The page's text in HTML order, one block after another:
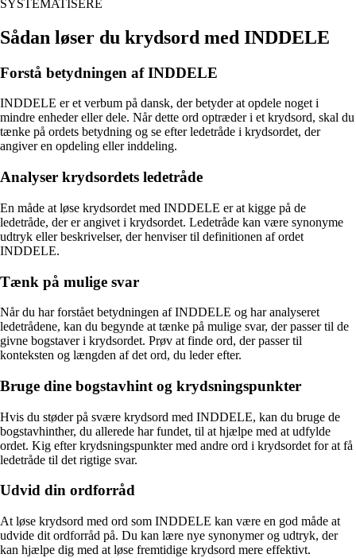
SYSTEMATISERE
Sådan løser du krydsord med INDDELE
Forstå betydningen af INDDELE
INDDELE er et verbum på dansk, der betyder at opdele noget i
mindre enheder eller dele. Når dette ord optræder i et krydsord, skal du
tænke på ordets betydning og se efter ledetråde i krydsordet, der
angiver en opdeling eller inddeling.
Analyser krydsordets ledetråde
En måde at løse krydsordet med INDDELE er at kigge på de
ledetråde, der er angivet i krydsordet. Ledetråde kan være synonyme
udtryk eller beskrivelser, der henviser til definitionen af ordet
INDDELE.
Tænk på mulige svar
Når du har forstået betydningen af INDDELE og har analyseret
ledetrådene, kan du begynde at tænke på mulige svar, der passer til de
givne bogstaver i krydsordet. Prøv at finde ord, der passer til
konteksten og længden af det ord, du leder efter.
Bruge dine bogstavhint og krydsningspunkter
Hvis du støder på svære krydsord med INDDELE, kan du bruge de
bogstavhinther, du allerede har fundet, til at hjælpe med at udfylde
ordet. Kig efter krydsningspunkter med andre ord i krydsordet for at få
ledetråde til det rigtige svar.
Udvid din ordforråd
At løse krydsord med ord som INDDELE kan være en god måde at
udvide dit ordforråd på. Du kan lære nye synonymer og udtryk, der
kan hjælpe dig med at løse fremtidige krydsord mere effektivt.